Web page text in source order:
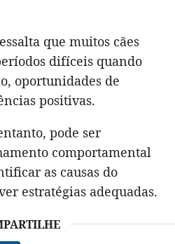
que muitos cães
difíceis quando
oportunidades de
positivas.
pode ser
comportamental
as causas do
estratégias adequadas.